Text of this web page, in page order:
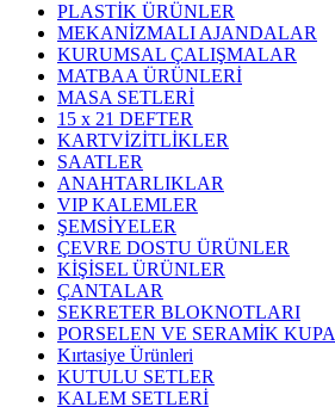
PLASTİK ÜRÜNLER
MEKANİZMALI AJANDALAR
KURUMSAL ÇALIŞMALAR
MATBAA ÜRÜNLERİ
MASA SETLERİ
15 x 21 DEFTER
KARTVİZİTLİKLER
SAATLER
ANAHTARLIKLAR
VIP KALEMLER
ŞEMSİYELER
ÇEVRE DOSTU ÜRÜNLER
KİŞİSEL ÜRÜNLER
ÇANTALAR
SEKRETER BLOKNOTLARI
PORSELEN VE SERAMİK KUPA
Kırtasiye Ürünleri
KUTULU SETLER
KALEM SETLERİ